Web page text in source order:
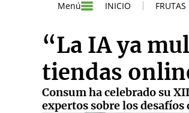
Menú INICIO FRUTAS
“La IA ya
tiendas
Consum ha celebrado su
expertos sobre los desafíos